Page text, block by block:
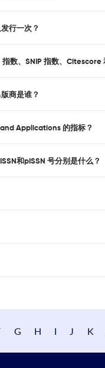
行一次？
、SNIP 指数、Citescore
商是谁？
Applications 的指标？
和pISSN 号分别是什么？
G H I J K